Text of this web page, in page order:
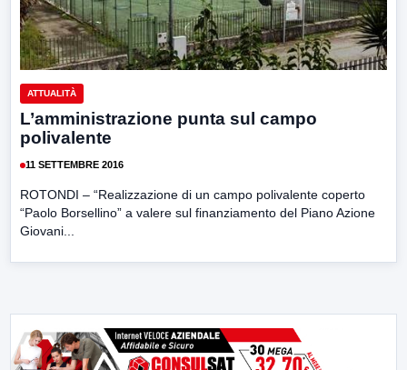
ATTUALITÀ
L’amministrazione punta sul campo
polivalente
11 SETTEMBRE 2016
ROTONDI – “Realizzazione di un campo polivalente coperto
“Paolo Borsellino” a valere sul finanziamento del Piano Azione
Giovani...